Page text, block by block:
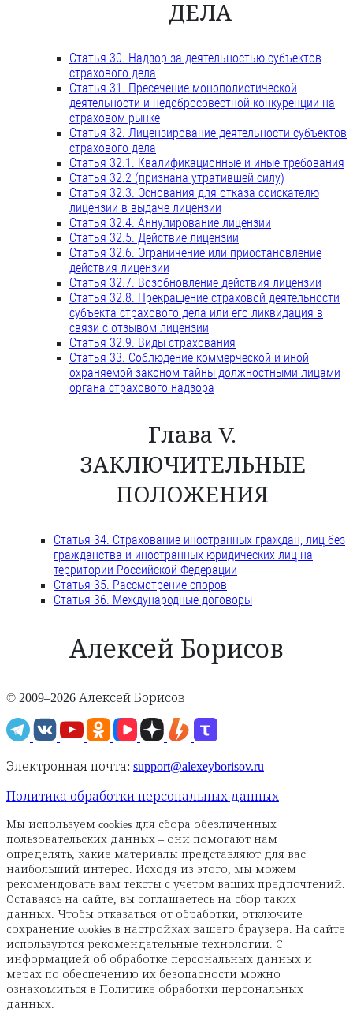
ДЕЛА
Статья 30. Надзор за деятельностью субъектов
страхового дела
Статья 31. Пресечение монополистической
деятельности и недобросовестной конкуренции на
страховом рынке
Статья 32. Лицензирование деятельности субъектов
страхового дела
Статья 32.1. Квалификационные и иные требования
Статья 32.2 (признана утратившей силу)
Статья 32.3. Основания для отказа соискателю
лицензии в выдаче лицензии
Статья 32.4. Аннулирование лицензии
Статья 32.5. Действие лицензии
Статья 32.6. Ограничение или приостановление
действия лицензии
Статья 32.7. Возобновление действия лицензии
Статья 32.8. Прекращение страховой деятельности
субъекта страхового дела или его ликвидация в
связи с отзывом лицензии
Статья 32.9. Виды страхования
Статья 33. Соблюдение коммерческой и иной
охраняемой законом тайны должностными лицами
органа страхового надзора
Глава V.
ЗАКЛЮЧИТЕЛЬНЫЕ
ПОЛОЖЕНИЯ
Статья 34. Страхование иностранных граждан, лиц без
гражданства и иностранных юридических лиц на
территории Российской Федерации
Статья 35. Рассмотрение споров
Статья 36. Международные договоры
Алексей Борисов
© 2009–2026 Алексей Борисов
Электронная почта: support@alexeyborisov.ru
Политика обработки персональных данных
Мы используем cookies для сбора обезличенных
пользовательских данных – они помогают нам
определять, какие материалы представляют для вас
наибольший интерес. Исходя из этого, мы можем
рекомендовать вам тексты с учетом ваших предпочтений.
Оставаясь на сайте, вы соглашаетесь на сбор таких
данных. Чтобы отказаться от обработки, отключите
сохранение cookies в настройках вашего браузера. На сайте
используются рекомендательные технологии. С
информацией об обработке персональных данных и
мерах по обеспечению их безопасности можно
ознакомиться в Политике обработки персональных
данных.